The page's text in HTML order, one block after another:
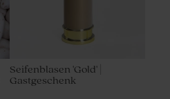
Seifenblasen 'Gold' |
Gastgeschenk